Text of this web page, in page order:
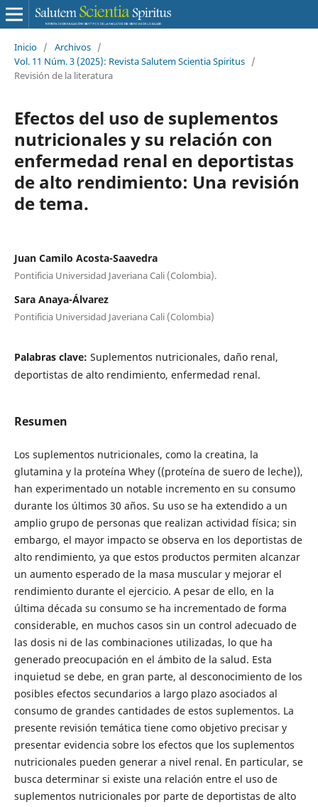
Inicio / Archivos /
Vol. 11 Núm. 3 (2025): Revista Salutem Scientia Spiritus /
Revisión de la literatura
Efectos del uso de suplementos
nutricionales y su relación con
enfermedad renal en deportistas
de alto rendimiento: Una revisión
de tema.
Juan Camilo Acosta-Saavedra
Pontificia Universidad Javeriana Cali (Colombia).
Sara Anaya-Álvarez
Pontificia Universidad Javeriana Cali (Colombia)
Palabras clave: Suplementos nutricionales, daño renal,
deportistas de alto rendimiento, enfermedad renal.
Resumen
Los suplementos nutricionales, como la creatina, la
glutamina y la proteína Whey ((proteína de suero de leche)),
han experimentado un notable incremento en su consumo
durante los últimos 30 años. Su uso se ha extendido a un
amplio grupo de personas que realizan actividad física; sin
embargo, el mayor impacto se observa en los deportistas de
alto rendimiento, ya que estos productos permiten alcanzar
un aumento esperado de la masa muscular y mejorar el
rendimiento durante el ejercicio. A pesar de ello, en la
última década su consumo se ha incrementado de forma
considerable, en muchos casos sin un control adecuado de
las dosis ni de las combinaciones utilizadas, lo que ha
generado preocupación en el ámbito de la salud. Esta
inquietud se debe, en gran parte, al desconocimiento de los
posibles efectos secundarios a largo plazo asociados al
consumo de grandes cantidades de estos suplementos. La
presente revisión temática tiene como objetivo precisar y
presentar evidencia sobre los efectos que los suplementos
nutricionales pueden generar a nivel renal. En particular, se
busca determinar si existe una relación entre el uso de
suplementos nutricionales por parte de deportistas de alto